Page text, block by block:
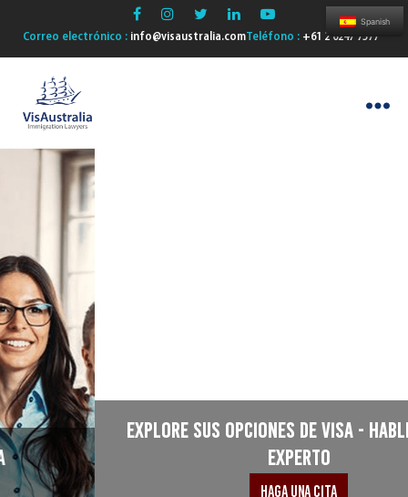
Correo electrónico : info@visaustralia.comTeléfono : +61 2 6247 7577
explore sus opciones de visa - hable con un
Spanish